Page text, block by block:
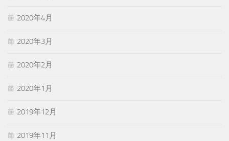
2020年4月
2020年3月
2020年2月
2020年1月
2019年12月
2019年11月